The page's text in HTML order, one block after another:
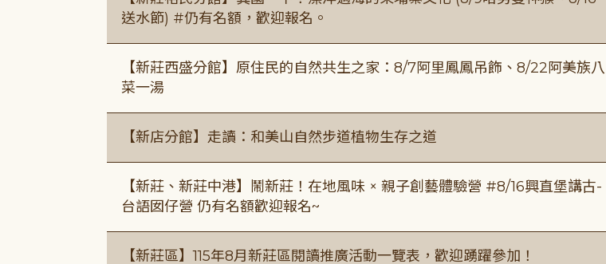
送水節) #仍有名額，歡迎報名。
【新莊西盛分館】原住民的自然共生之家：8/7阿里鳳鳳吊飾、8/22阿美族八
菜一湯
【新店分館】走讀：和美山自然步道植物生存之道
【新莊、新莊中港】鬧新莊！在地風味 × 親子創藝體驗營 #8/16興直堡講古-
台語囡仔營 仍有名額歡迎報名~
【新莊區】115年8月新莊區閱讀推廣活動一覽表，歡迎踴躍參加！